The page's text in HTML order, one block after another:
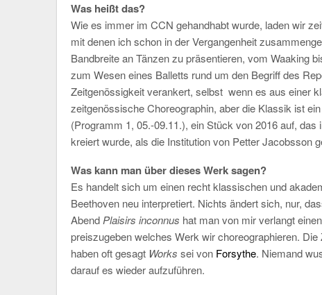
Was heißt das?
Wie es immer im CCN gehandhabt wurde, laden wir
mit denen ich schon in der Vergangenheit
Bandbreite an Tänzen zu präsentieren, vom Waaking
zum Wesen eines Balletts rund um den Begriff des
Zeitgenössigkeit verankert, selbst wenn es aus einer
zeitgenössische Choreographin, aber die Klassik ist
(Programm 1, 05.-09.11.), ein Stück von 2016 auf,
kreiert wurde, als die Institution von Petter Jacobsson
Was kann man über dieses Werk sagen?
Es handelt sich um einen recht klassischen und
Beethoven neu interpretiert. Nichts ändert sich, nur,
Abend Plaisirs inconnus hat man von mir verlangt
preiszugeben welches Werk wir choreographieren.
haben oft gesagt Works sei von Forsythe. Niemand
darauf es wieder aufzuführen.